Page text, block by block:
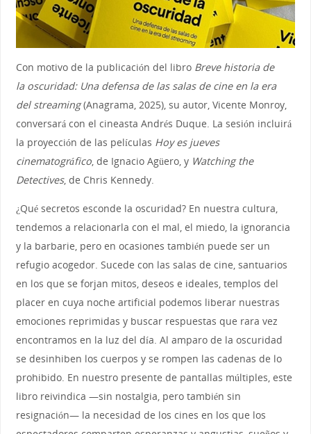
Con motivo de la publicación del libro Breve historia de
la oscuridad: Una defensa de las salas de cine en la era
del streaming(Anagrama, 2025), su autor, Vicente Monroy,
conversará con el cineasta Andrés Duque. La sesión incluirá
la proyección de las películas Hoy es jueves
cinematográfico, de Ignacio Agüero, y Watching the
Detectives, de Chris Kennedy.
¿Qué secretos esconde la oscuridad? En nuestra cultura,
tendemos a relacionarla con el mal, el miedo, la ignorancia
y la barbarie, pero en ocasiones también puede ser un
refugio acogedor. Sucede con las salas de cine, santuarios
en los que se forjan mitos, deseos e ideales, templos del
placer en cuya noche artificial podemos liberar nuestras
emociones reprimidas y buscar respuestas que rara vez
encontramos en la luz del día. Al amparo de la oscuridad
se desinhiben los cuerpos y se rompen las cadenas de lo
prohibido. En nuestro presente de pantallas múltiples, este
libro reivindica —sin nostalgia, pero también sin
resignación— la necesidad de los cines en los que los